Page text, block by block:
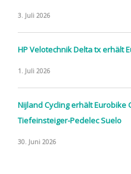
3. Juli 2026
HP Velotechnik Delta tx erhält
1. Juli 2026
Nijland Cycling erhält Eurobike
Tiefeinsteiger-Pedelec Suelo
30. Juni 2026